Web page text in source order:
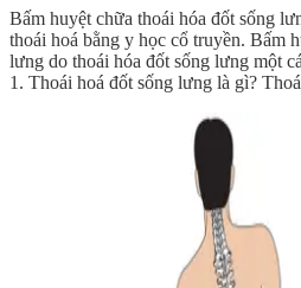
Bấm huyệt chữa thoái hóa đốt sống
thoái hoá bằng y học cổ truyền. Bấm
lưng do thoái hóa đốt sống lưng một
1. Thoái hoá đốt sống lưng là gì?